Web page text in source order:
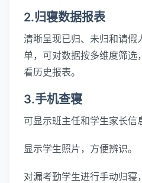
2.归寝数据报表
清晰呈现已归、未归和请假
单，可对数据按多维度筛选
看历史报表。
3.手机查寝
可显示班主任和学生家长信
显示学生照片，方便辨识。
对漏考勤学生进行手动归寝